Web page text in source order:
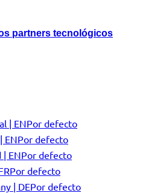
partners tecnológicos
| ENPor defecto
ENPor defecto
| ENPor defecto
Por defecto
| DEPor defecto